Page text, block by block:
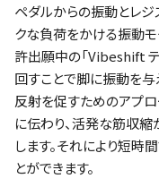
ペダルからの振動とレジ
クな負荷をかける振動モ
許出願中の「Vibeshift テ
回すことで脚に振動を
反射を促すためのアプ
に伝わり、活発な筋収縮
します。それにより短時
とができます。​